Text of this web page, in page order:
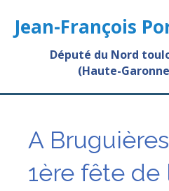
Jean-François
Député du Nord
(Haute-
A
1ère fête de